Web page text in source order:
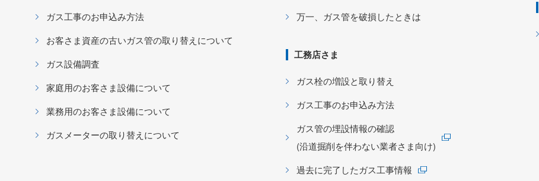
ガス工事のお申込み方法
お客さま資産の古いガス管の取り替えについて
ガス設備調査
家庭用のお客さま設備について
業務用のお客さま設備について
ガスメーターの取り替えについて
万一、ガス管を破損したときは
工務店さま
ガス栓の増設と取り替え
ガス工事のお申込み方法
ガス管の埋設情報の確認
(沿道掘削を伴わない業者さま向け)
過去に完了したガス工事情報